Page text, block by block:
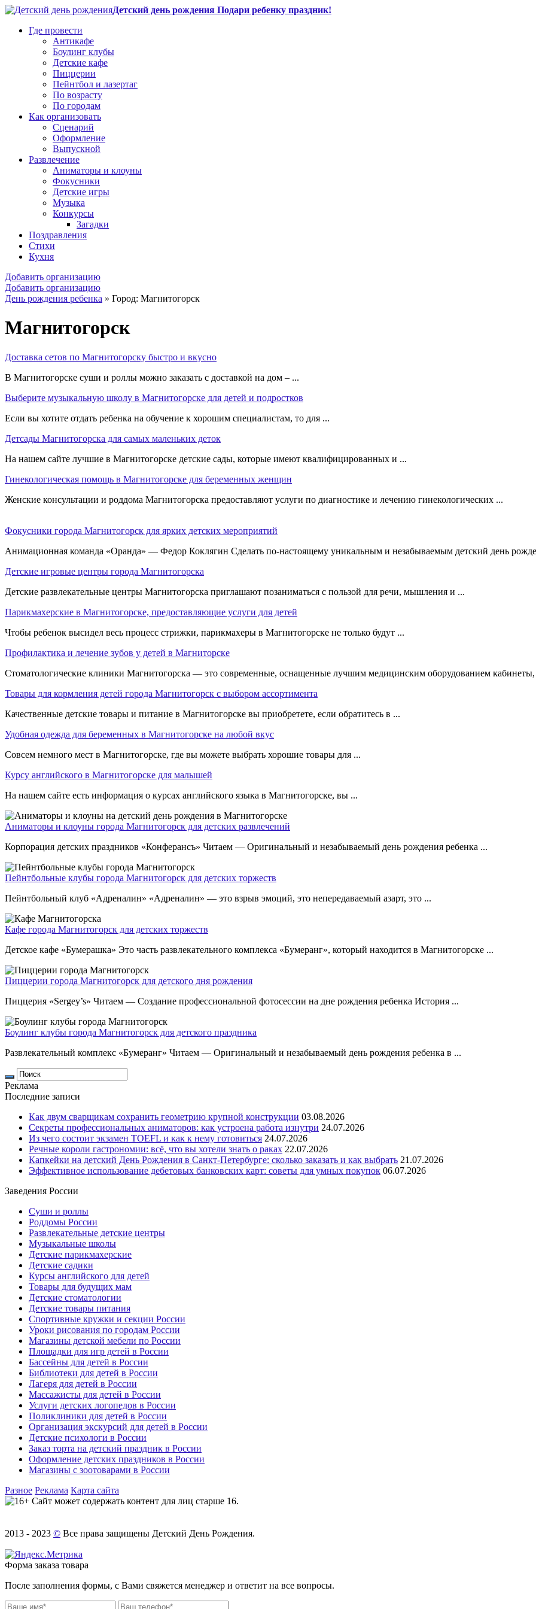
Детский день рождения Подари ребенку праздник!
Где провести
Антикафе
Боулинг клубы
Детские кафе
Пиццерии
Пейнтбол и лазертаг
По возрасту
По городам
Как организовать
Сценарий
Оформление
Выпускной
Развлечение
Аниматоры и клоуны
Фокусники
Детские игры
Музыка
Конкурсы
Загадки
Поздравления
Стихи
Кухня
Добавить организацию
Добавить организацию
День рождения ребенка » Город: Магнитогорск
Магнитогорск
Доставка сетов по Магнитогорску быстро и вкусно
В Магнитогорске суши и роллы можно заказать с доставкой на дом – ...
Выберите музыкальную школу в Магнитогорске для детей и подростков
Если вы хотите отдать ребенка на обучение к хорошим специалистам, то для ...
Детсады Магнитогорска для самых маленьких деток
На нашем сайте лучшие в Магнитогорске детские сады, которые имеют квалифицированных и ...
Гинекологическая помощь в Магнитогорске для беременных женщин
Женские консультации и роддома Магнитогорска предоставляют услуги по диагностике и лечению гинекологических ...
Фокусники города Магнитогорск для ярких детских мероприятий
Анимационная команда «Оранда» — Федор Коклягин Сделать по-настоящему уникальным и незабываемым детский день
Детские игровые центры города Магнитогорска
Детские развлекательные центры Магнитогорска приглашают позаниматься с пользой для речи, мышления и ...
Парикмахерские в Магнитогорске, предоставляющие услуги для детей
Чтобы ребенок высидел весь процесс стрижки, парикмахеры в Магнитогорске не только будут ...
Профилактика и лечение зубов у детей в Магниторске
Стоматологические клиники Магнитогорска — это современные, оснащенные лучшим медицинским оборудованием кабинеты,
Товары для кормления детей города Магнитогорск с выбором ассортимента
Качественные детские товары и питание в Магнитогорске вы приобретете, если обратитесь в ...
Удобная одежда для беременных в Магнитогорске на любой вкус
Совсем немного мест в Магнитогорске, где вы можете выбрать хорошие товары для ...
Курсу английского в Магнитогорске для малышей
На нашем сайте есть информация о курсах английского языка в Магнитогорске, вы ...
Аниматоры и клоуны города Магнитогорск для детских развлечений
Корпорация детских праздников «Конферансъ» Читаем — Оригинальный и незабываемый день рождения ребенка ...
Пейнтбольные клубы города Магнитогорск для детских торжеств
Пейнтбольный клуб «Адреналин» «Адреналин» — это взрыв эмоций, это непередаваемый азарт, это ...
Кафе города Магнитогорск для детских торжеств
Детское кафе «Бумерашка» Это часть развлекательного комплекса «Бумеранг», который находится в Магнитогорске ...
Пиццерии города Магнитогорск для детского дня рождения
Пиццерия «Sergey’s» Читаем — Создание профессиональной фотосессии на дне рождения ребенка История ...
Боулинг клубы города Магнитогорск для детского праздника
Развлекательный комплекс «Бумеранг» Читаем — Оригинальный и незабываемый день рождения ребенка в ...
Реклама
Последние записи
Как двум сварщикам сохранить геометрию крупной конструкции 03.08.2026
Секреты профессиональных аниматоров: как устроена работа изнутри 24.07.2026
Из чего состоит экзамен TOEFL и как к нему готовиться 24.07.2026
Речные короли гастрономии: всё, что вы хотели знать о раках 22.07.2026
Капкейки на детский День Рождения в Санкт-Петербурге: сколько заказать и как выбрать 21.07.2026
Эффективное использование дебетовых банковских карт: советы для умных покупок 06.07.2026
Заведения России
Суши и роллы
Роддомы России
Развлекательные детские центры
Музыкальные школы
Детские парикмахерские
Детские садики
Курсы английского для детей
Товары для будущих мам
Детские стоматологии
Детские товары питания
Спортивные кружки и секции России
Уроки рисования по городам России
Магазины детской мебели по России
Площадки для игр детей в России
Бассейны для детей в России
Библиотеки для детей в России
Лагеря для детей в России
Массажисты для детей в России
Услуги детских логопедов в России
Поликлиники для детей в России
Организация экскурсий для детей в России
Детские психологи в России
Заказ торта на детский праздник в России
Оформление детских праздников в России
Магазины с зоотоварами в России
Разное Реклама Карта сайта
Сайт может содержать контент для лиц старше 16.
2013 - 2023 © Все права защищены Детский День Рождения.
Форма заказа товара
После заполнения формы, с Вами свяжется менеджер и ответит на все вопросы.